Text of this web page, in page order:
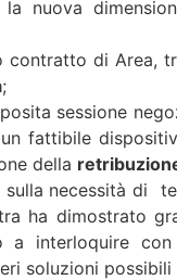
nuova
di Area,
;
sessione
fattibile
della
necessità di
ha dimostrato
a interloquire
soluzioni possibili